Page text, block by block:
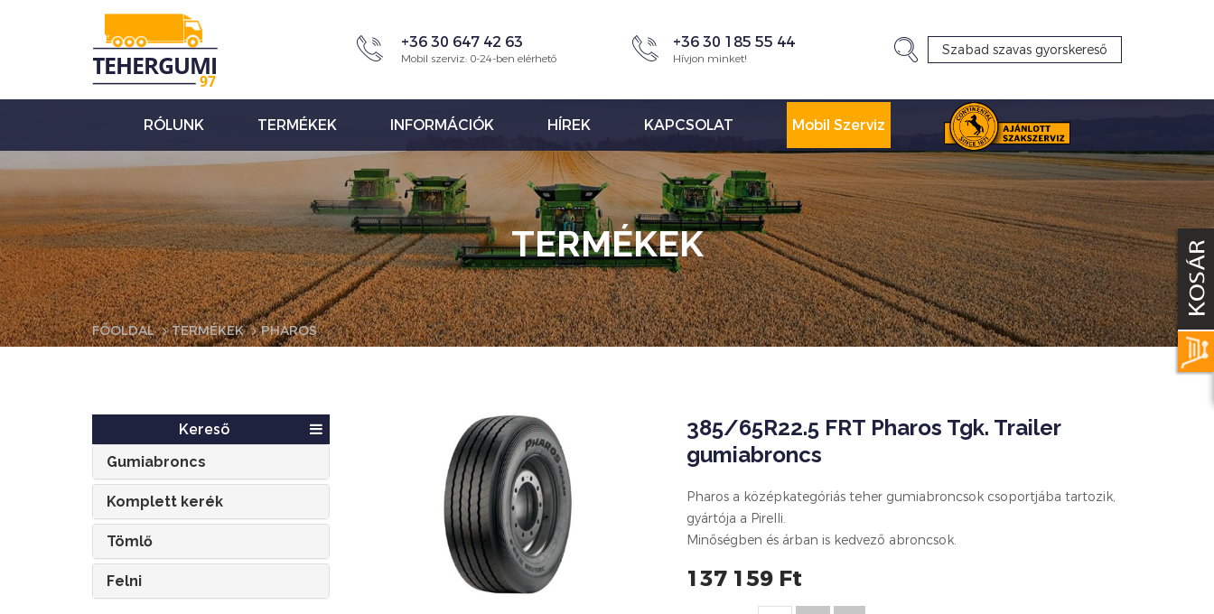
+36 30 647 42 63
Mobil szerviz: 0-24-ben elérhető
+36 30 185 55 44
Hívjon minket!
RÓLUNK TERMÉKEK INFORMÁCIÓK HÍREK KAPCSOLAT Mobil Szerviz
TERMÉKEK
FŐOLDAL TERMÉKEK PHAROS
Kereső
Gumiabroncs
Komplett kerék
Tömlő
Felni
385/65R22.5 FRT Pharos Tgk. Trailer
gumiabroncs
Pharos a középkategóriás teher gumiabroncsok csoportjába tartozik,
gyártója a Pirelli.
Minőségben és árban is kedvező abroncsok.
137 159 Ft